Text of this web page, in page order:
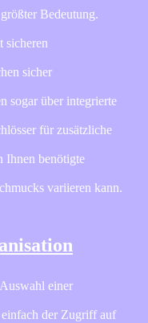
Bedeutung.
sicheren
sicher
sogar über integrierte
für zusätzliche
Ihnen benötigte
variieren kann.
einer
der Zugriff auf